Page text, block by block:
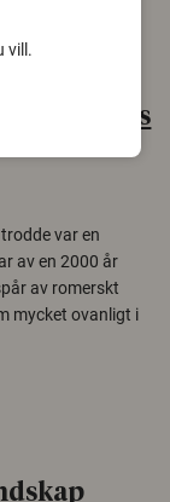
Sveriges
var en
av en 2000 år
av romerskt
mycket ovanligt i
vill.